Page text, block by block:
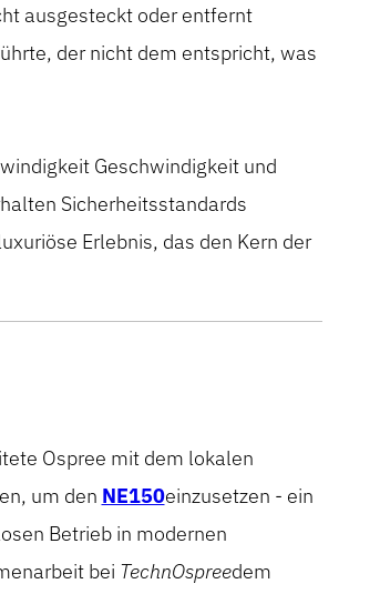
ausgesteckt oder entfernt
der nicht dem entspricht, was
Geschwindigkeit und
Sicherheitsstandards
Erlebnis, das den Kern der
Ospree mit dem lokalen
um den NE150einzusetzen - ein
Betrieb in modernen
bei TechnOspreedem